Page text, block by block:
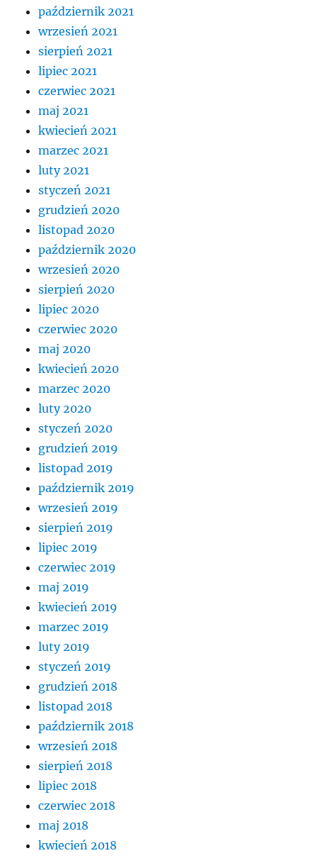
październik 2021
wrzesień 2021
sierpień 2021
lipiec 2021
czerwiec 2021
maj 2021
kwiecień 2021
marzec 2021
luty 2021
styczeń 2021
grudzień 2020
listopad 2020
październik 2020
wrzesień 2020
sierpień 2020
lipiec 2020
czerwiec 2020
maj 2020
kwiecień 2020
marzec 2020
luty 2020
styczeń 2020
grudzień 2019
listopad 2019
październik 2019
wrzesień 2019
sierpień 2019
lipiec 2019
czerwiec 2019
maj 2019
kwiecień 2019
marzec 2019
luty 2019
styczeń 2019
grudzień 2018
listopad 2018
październik 2018
wrzesień 2018
sierpień 2018
lipiec 2018
czerwiec 2018
maj 2018
kwiecień 2018